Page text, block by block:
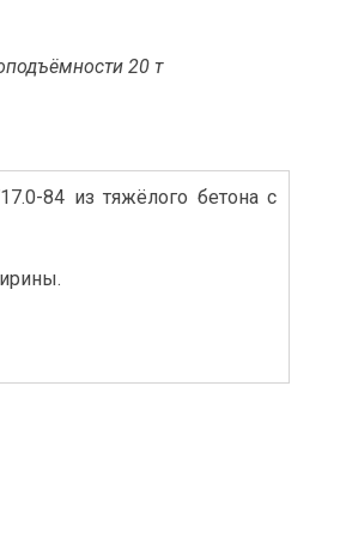
20 т
84 из тяжёлого бетона с